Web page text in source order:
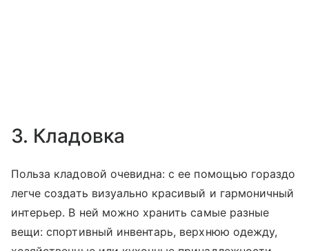
3. Кладовка
Польза кладовой очевидна: с ее помощью гораздо
легче создать визуально красивый и гармоничный
интерьер. В ней можно хранить самые разные
вещи: спортивный инвентарь, верхнюю одежду,